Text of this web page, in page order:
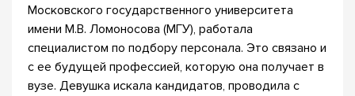
Московского государственного университета
имени М.В. Ломоносова (МГУ), работала
специалистом по подбору персонала. Это связано и
с ее будущей профессией, которую она получает в
вузе. Девушка искала кандидатов, проводила с